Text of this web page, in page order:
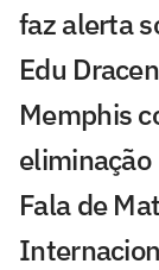
faz alerta
Edu
Memphis
eliminação
Fala de